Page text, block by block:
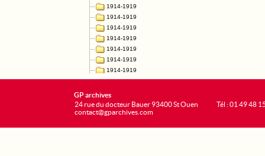
GP archives
24 rue du docteur Bauer 93400 St Ouen
contact@gparchives.com
Tél : 01 49 48